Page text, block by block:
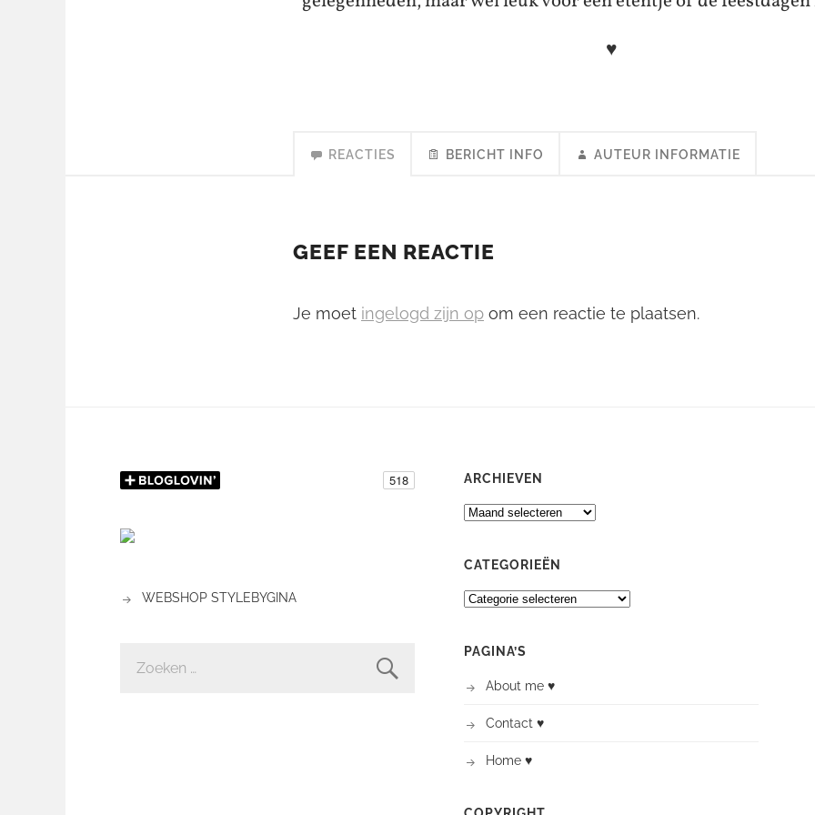
♥
REACTIES BERICHT INFO AUTEUR INFORMATIE
GEEF EEN REACTIE
Je moet ingelogd zijn op om een reactie te plaatsen.
WEBSHOP STYLEBYGINA
NAAR:
ARCHIEVEN
ARCHIEVEN
CATEGORIEËN
CATEGORIEËN
PAGINA’S
About me ♥
Contact ♥
Home ♥